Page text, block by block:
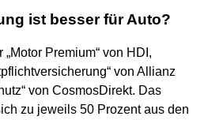
ist besser für Auto?
Premium“ von HDI,
von Allianz
von CosmosDirekt. Das
zu jeweils 50 Prozent aus den